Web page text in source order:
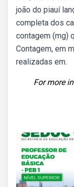
joão do piauí
completa dos
contagem (mg)
Contagem, em
realizadas em.
For more